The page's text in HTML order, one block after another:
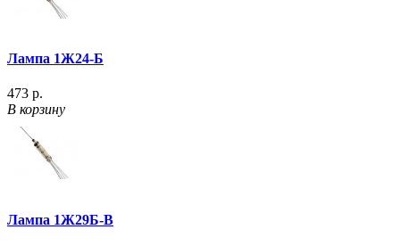
Лампа 1Ж24-Б
473 р.
В корзину
Лампа 1Ж29Б-В